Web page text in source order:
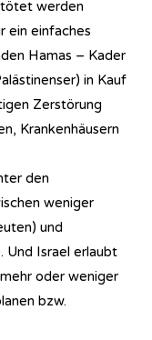
werden
ein einfaches
Hamas – Kader
in Kauf
Zerstörung
Krankenhäusern
den
weniger
und
Und Israel erlaubt
oder weniger
bzw.